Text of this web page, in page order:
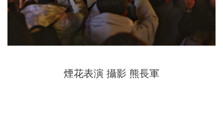
煙花表演 攝影 熊長軍